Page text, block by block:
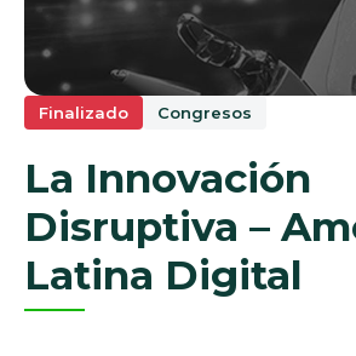
Finalizado Congresos
La Innovación
Disruptiva –
Latina Digital